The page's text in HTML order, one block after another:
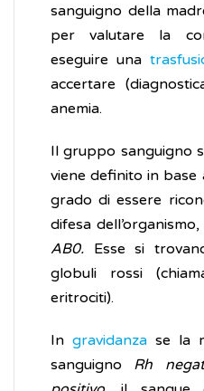
sanguigno della
per valutare la
eseguire una
accertare
anemia.
Il gruppo sanguigno
viene definito in base
grado di essere
difesa
AB0. Esse si
globuli rossi
eritrociti).
In gravidanza se la
sanguigno Rh